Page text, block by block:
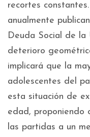
recortes
anualmente
Deuda Social de la
deterioro
implicará que la
adolescentes del
esta situación de
edad, proponiendo
las partidas a un